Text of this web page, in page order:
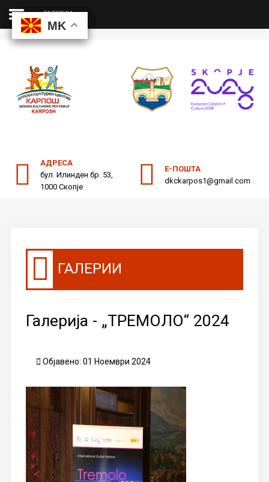
MK
MK
ДКЦ
ОДНОСИ СО ЈАВНОСТ
ГАЛЕРИИ
MK
MK
АДРЕСА
бул. Илинден бр. 53,
1000 Скопје
Е-ПОШТА
dkckarpos1@gmail.com
Пребарајте на нашата веб страна
ГАЛЕРИИ
Галерија - „ТРЕМОЛО“ 2024
Објавено: 01 Ноември 2024